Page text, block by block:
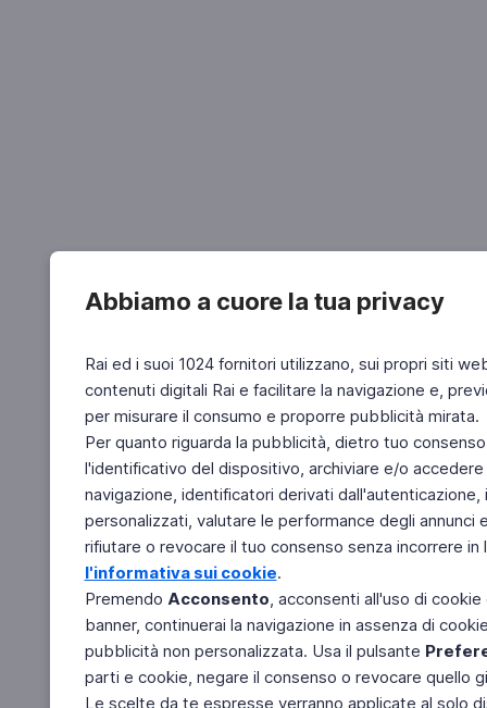
Abbiamo a cuore la tua privacy
Rai ed i suoi 1024 fornitori utilizzano, sui propri siti
contenuti digitali Rai e facilitare la navigazione e,
per misurare il consumo e proporre pubblicità mirata.
Per quanto riguarda la pubblicità, dietro tuo
l'identificativo del dispositivo, archiviare e/o
navigazione, identificatori derivati
personalizzati, valutare le performance degli
rifiutare o revocare il tuo consenso senza incorrere
l'informativa sui cookie.
Premendo Acconsento, acconsenti all'uso di
banner, continuerai la navigazione in assenza di
pubblicità non personalizzata. Usa il pulsante
parti e cookie, negare il consenso o revocare quello
Le scelte da te espresse verranno applicate al solo